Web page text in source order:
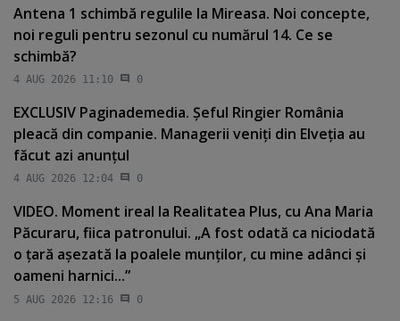
Antena 1 schimbă regulile la Mireasa. Noi concepte,
noi reguli pentru sezonul cu numărul 14. Ce se
schimbă?
4 AUG 2026 11:10 0
EXCLUSIV Paginademedia. Şeful Ringier România
pleacă din companie. Managerii veniţi din Elveţia au
făcut azi anunţul
4 AUG 2026 12:04 0
VIDEO. Moment ireal la Realitatea Plus, cu Ana Maria
Păcuraru, fiica patronului. „A fost odată ca niciodată
o ţară aşezată la poalele munţilor, cu mine adânci şi
oameni harnici...”
5 AUG 2026 12:16 0